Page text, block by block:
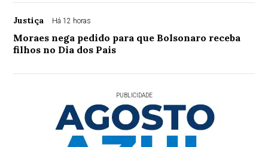
Justiça Há 12 horas
Moraes nega pedido para que Bolsonaro receba
filhos no Dia dos Pais
PUBLICIDADE